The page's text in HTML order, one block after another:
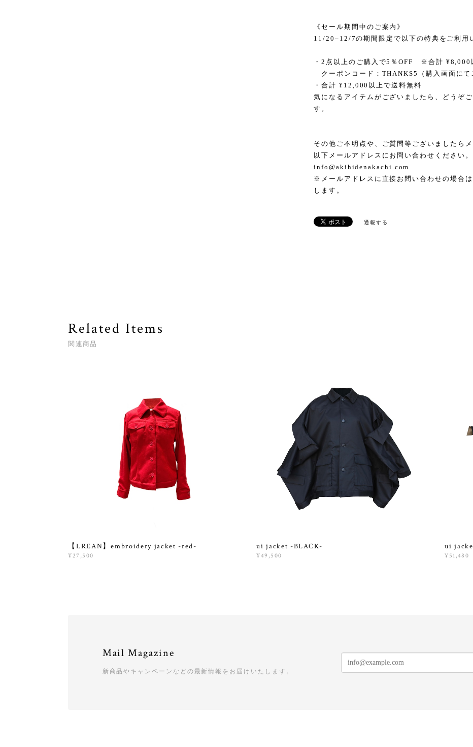
《セール期間中のご案内》
11/20–12/7の期間限定で以下の特典をご利用
・2点以上のご購入で5％OFF ※合計 ¥8,000
クーポンコード：THANKS5（購入画面にて
・合計 ¥12,000以上で送料無料
気になるアイテムがございましたら、どうぞ
す。
その他ご不明点や、ご質問等ございましたら
以下メールアドレスにお問い合わせください。
info@akihidenakachi.com
※メールアドレスに直接お問い合わせの場合
します。
通報する
Related Items
関連商品
【LREAN】embroidery jacket -red-
¥27,500
ui jacket -BLACK-
¥49,500
ui
¥51,480
Mail Magazine
新商品やキャンペーンなどの最新情報をお届けいたします。